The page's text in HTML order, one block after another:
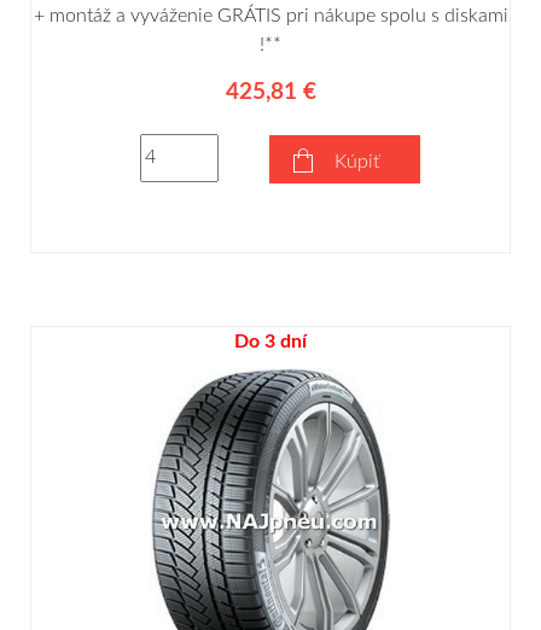
+ montáž a vyváženie GRÁTIS pri nákupe spolu s diskami
!**
425,81 €
Kúpiť
Do 3 dní